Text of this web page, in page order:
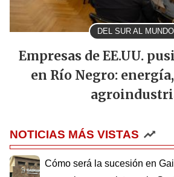
DEL SUR AL MUNDO
Empresas de EE.UU.
en Río Negro:
NOTICIAS MÁS VISTAS
Cómo será la sucesión en